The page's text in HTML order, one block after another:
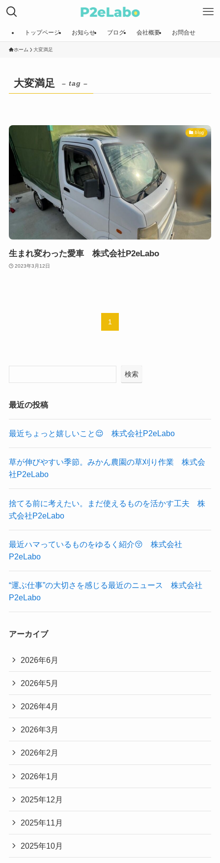
トップページ お知らせ ブログ 会社概要 お問合せ
ホーム 大変満足
大変満足 – tag –
blog
生まれ変わった愛車 株式会社P2eLabo
2023年3月12日
1
検索
最近の投稿
最近ちょっと嬉しいこと😌 株式会社P2eLabo
草が伸びやすい季節。みかん農園の草刈り作業 株式会
社P2eLabo
捨てる前に考えたい。まだ使えるものを活かす工夫 株
式会社P2eLabo
最近ハマっているものをゆるく紹介😚 株式会社
P2eLabo
“運ぶ仕事”の大切さを感じる最近のニュース 株式会社
P2eLabo
アーカイブ
2026年6月
2026年5月
2026年4月
2026年3月
2026年2月
2026年1月
2025年12月
2025年11月
2025年10月